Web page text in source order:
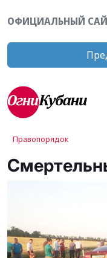
ОФИЦИАЛЬНЫЙ
Правопорядок